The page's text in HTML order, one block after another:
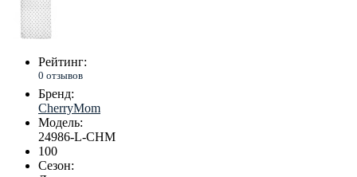
Рейтинг:
0 отзывов
Бренд:
CherryMom
Модель:
24986-L-CHM
100
Сезон: